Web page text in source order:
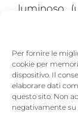
Per fornire le
cookie per
dispositivo. Il
elaborare dati
questo sito. Non
negativamente
luminoso
gag
te la ricordi!